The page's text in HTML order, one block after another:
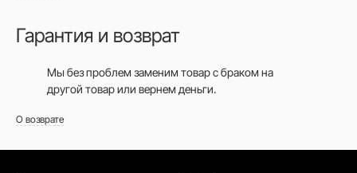
Гарантия и возврат
Мы без проблем заменим товар с браком на
другой товар или вернем деньги.
О возврате